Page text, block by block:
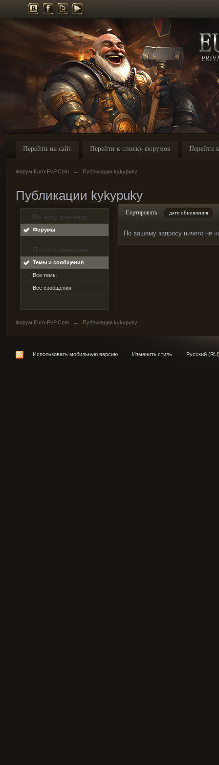
Перейти на сайт Перейти к списку форумов Перейти
Форум Euro-PvP.Com → Публикации kykypuky
Публикации kykypuky
По типу контента
Форумы
По пользователю
Темы и сообщения
Все темы
Все сообщения
Сортировать дате обновления
По вашему запросу ничего не
Форум Euro-PvP.Com → Публикации kykypuky
Использовать мобильную версию Изменить стиль Русский